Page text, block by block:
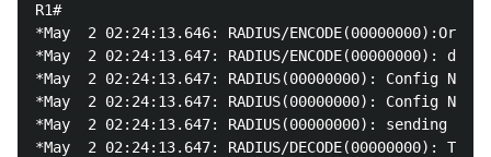
R1#
*May  2 02:24:13.646: RADIUS/
*May  2 02:24:13.647: RADIUS/
*May  2 02:24:13.647: RADIUS(00000000): Config
*May  2 02:24:13.647: RADIUS(00000000): Config
*May  2 02:24:13.647: RADIUS(00000000): sending
*May  2 02:24:13.647: RADIUS/DECODE(00000000):